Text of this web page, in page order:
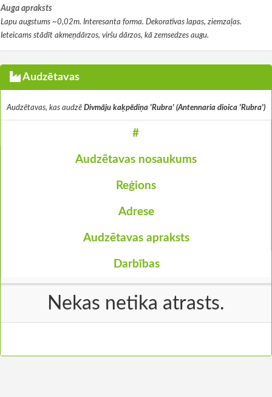
Auga apraksts
Lapu augstums ~0,02m. Interesanta forma. Dekoratīvas lapas, ziemzaļas.
Ieteicams stādīt akmeņdārzos, viršu dārzos, kā zemsedzes augu.
Audzētavas
Audzētavas, kas audzē Divmāju kaķpēdiņa 'Rubra' (Antennaria dioica 'Rubra')
#
Audzētavas nosaukums
Reģions
Adrese
Audzētavas apraksts
Darbības
Nekas netika atrasts.